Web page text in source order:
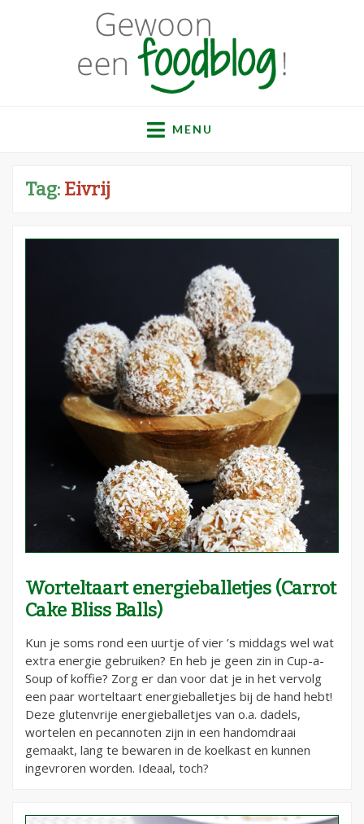
Gewoon een
foodblog!
recepten
MENU
Tag: Eivrij
Worteltaart energieballetjes (Carrot
Cake Bliss Balls)
Kun je soms rond een uurtje of vier ’s middags wel wat
extra energie gebruiken? En heb je geen zin in Cup-a-
Soup of koffie? Zorg er dan voor dat je in het vervolg
een paar worteltaart energieballetjes bij de hand hebt!
Deze glutenvrije energieballetjes van o.a. dadels,
wortelen en pecannoten zijn in een handomdraai
gemaakt, lang te bewaren in de koelkast en kunnen
ingevroren worden. Ideaal, toch?